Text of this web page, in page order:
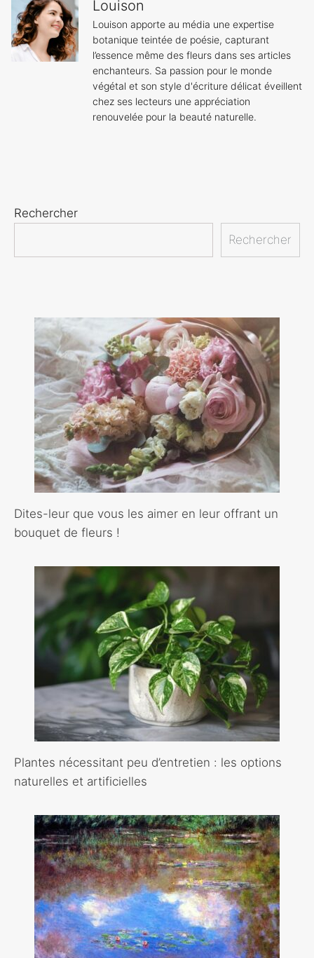
Louison
Louison apporte au média une expertise
botanique teintée de poésie, capturant
l’essence même des fleurs dans ses articles
enchanteurs. Sa passion pour le monde
végétal et son style d'écriture délicat éveillent
chez ses lecteurs une appréciation
renouvelée pour la beauté naturelle.
Rechercher
Rechercher
Dites-leur que vous les aimer en leur offrant un
bouquet de fleurs !
Plantes nécessitant peu d’entretien : les options
naturelles et artificielles